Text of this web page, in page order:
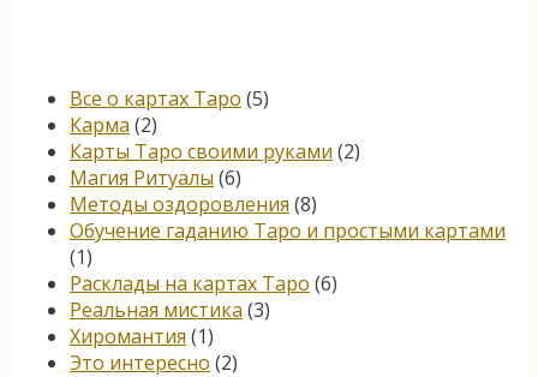
Все о картах Таро (5)
Карма (2)
Карты Таро своими руками (2)
Магия Ритуалы (6)
Методы оздоровления (8)
Обучение гаданию Таро и простыми картами
(1)
Расклады на картах Таро (6)
Реальная мистика (3)
Хиромантия (1)
Это интересно (2)